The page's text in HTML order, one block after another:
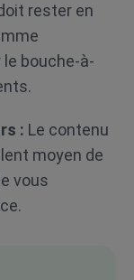
rester en
le bouche-à-
: Le contenu
moyen de
vous